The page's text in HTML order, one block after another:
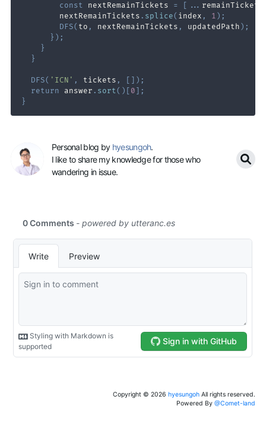
const nextRemainTickets = [ ... remainTickets
        nextRemainTickets
. splice( index , 1 ) ;
DFS( to , nextRemainTickets , updatedPath ) ;
} ) ;
}
}
DFS( 'ICN' , tickets , [ ] ) ;
return answer . sort( ) [ 0 ] ;
}
Personal blog by hyesungoh.
I like to share my knowledge for those who
wandering in issue.
Copyright © 2026 hyesungoh All rights reserved.
Powered By @Comet-land